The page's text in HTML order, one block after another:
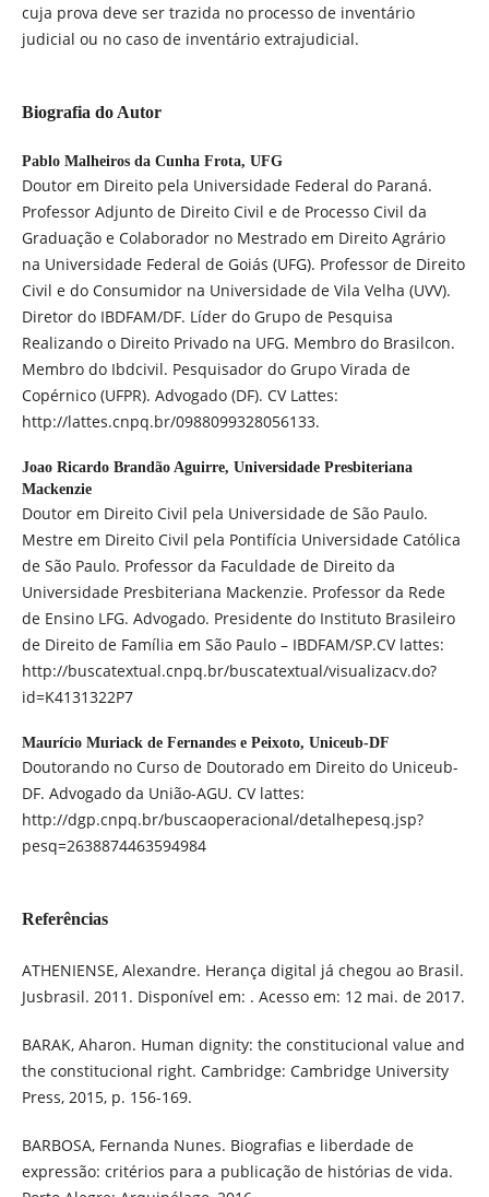
cuja prova deve ser trazida no processo de inventário
judicial ou no caso de inventário extrajudicial.
Biografia do Autor
Pablo Malheiros da Cunha Frota, UFG
Doutor em Direito pela Universidade Federal do Paraná.
Professor Adjunto de Direito Civil e de Processo Civil da
Graduação e Colaborador no Mestrado em Direito Agrário
na Universidade Federal de Goiás (UFG). Professor de Direito
Civil e do Consumidor na Universidade de Vila Velha (UVV).
Diretor do IBDFAM/DF. Líder do Grupo de Pesquisa
Realizando o Direito Privado na UFG. Membro do Brasilcon.
Membro do Ibdcivil. Pesquisador do Grupo Virada de
Copérnico (UFPR). Advogado (DF). CV Lattes:
http://lattes.cnpq.br/0988099328056133.
Joao Ricardo Brandão Aguirre, Universidade Presbiteriana
Mackenzie
Doutor em Direito Civil pela Universidade de São Paulo.
Mestre em Direito Civil pela Pontifícia Universidade Católica
de São Paulo. Professor da Faculdade de Direito da
Universidade Presbiteriana Mackenzie. Professor da Rede
de Ensino LFG. Advogado. Presidente do Instituto Brasileiro
de Direito de Família em São Paulo – IBDFAM/SP.CV lattes:
http://buscatextual.cnpq.br/buscatextual/visualizacv.do?
id=K4131322P7
Maurício Muriack de Fernandes e Peixoto, Uniceub-DF
Doutorando no Curso de Doutorado em Direito do Uniceub-
DF. Advogado da União-AGU. CV lattes:
http://dgp.cnpq.br/buscaoperacional/detalhepesq.jsp?
pesq=2638874463594984
Referências
ATHENIENSE, Alexandre. Herança digital já chegou ao Brasil.
Jusbrasil. 2011. Disponível em: . Acesso em: 12 mai. de 2017.
BARAK, Aharon. Human dignity: the constitucional value and
the constitucional right. Cambridge: Cambridge University
Press, 2015, p. 156-169.
BARBOSA, Fernanda Nunes. Biografias e liberdade de
expressão: critérios para a publicação de histórias de vida.